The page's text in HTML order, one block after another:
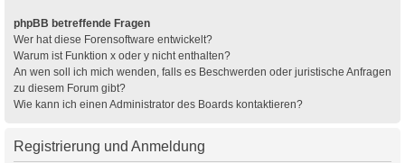
phpBB betreffende Fragen
Wer hat diese Forensoftware entwickelt?
Warum ist Funktion x oder y nicht enthalten?
An wen soll ich mich wenden, falls es Beschwerden oder juristische Anfragen
zu diesem Forum gibt?
Wie kann ich einen Administrator des Boards kontaktieren?
Registrierung und Anmeldung